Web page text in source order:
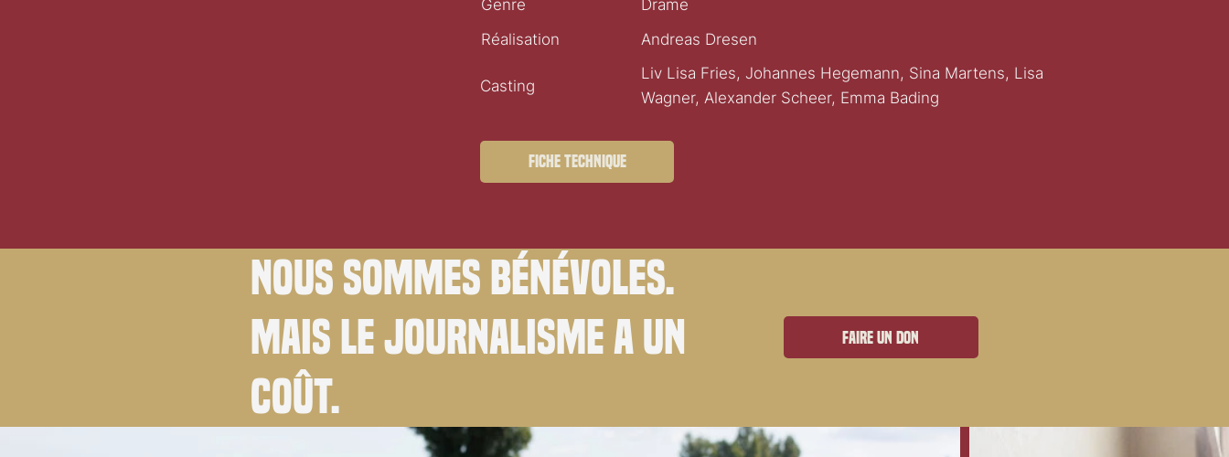
Genre
Drame
Réalisation
Andreas Dresen
Casting
Liv Lisa Fries, Johannes Hegemann, Sina Martens, Lisa
Wagner, Alexander Scheer, Emma Bading
Fiche technique
Nous sommes bénévoles.
Mais le journalisme a un
coût.
Faire un don